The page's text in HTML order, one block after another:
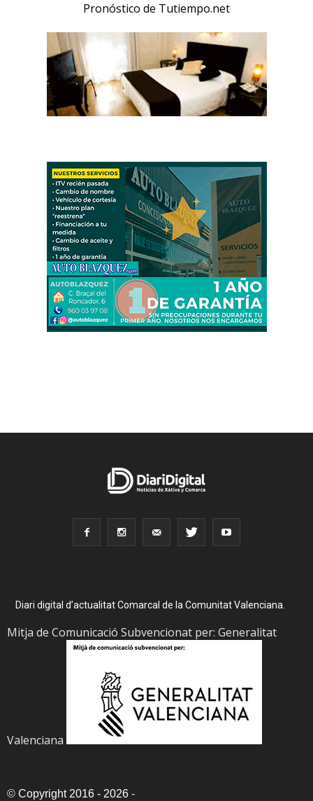
Pronóstico de Tutiempo.net
Diari digital d’actualitat Comarcal de la Comunitat Valenciana.
Mitja de Comunicació Subvencionat per: Generalitat
Valenciana
© Copyright 2016 - 2026 -